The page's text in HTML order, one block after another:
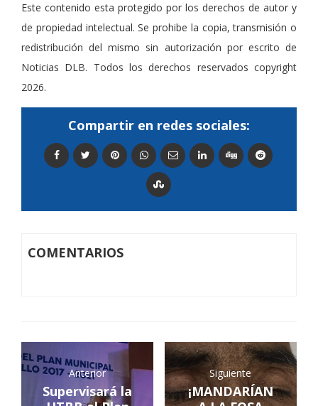
Este contenido esta protegido por los derechos de autor y
de propiedad intelectual. Se prohibe la copia, transmisión o
redistribución del mismo sin autorización por escrito de
Noticias DLB. Todos los derechos reservados copyright
2026.
Compartir en redes sociales:
COMENTARIOS
Anterior
Supervisará la
Siguiente
¡MANDARÍAN